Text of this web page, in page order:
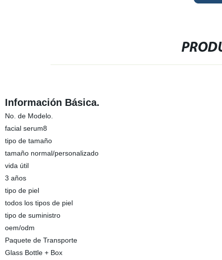
Información Básica.
No. de Modelo.
facial serum8
tipo de tamaño
tamaño normal/personalizado
vida útil
3 años
tipo de piel
todos los tipos de piel
tipo de suministro
oem/odm
Paquete de Transporte
Glass Bottle + Box